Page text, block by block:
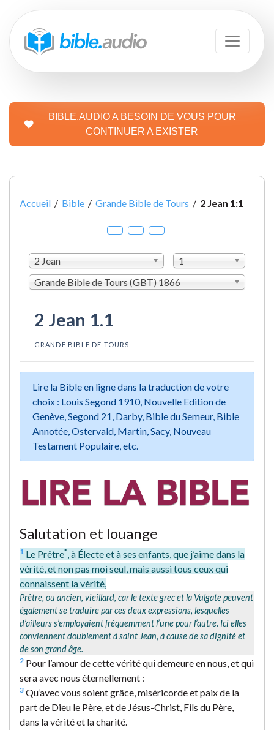
BIBLE.AUDIO A BESOIN DE VOUS POUR
CONTINUER A EXISTER
Accueil / Bible / Grande Bible de Tours / 2 Jean 1:1
2 Jean
1
Grande Bible de Tours (GBT) 1866
2 Jean 1.1
GRANDE BIBLE DE TOURS
Lire la Bible en ligne dans la traduction de votre
choix : Louis Segond 1910, Nouvelle Edition de
Genève, Segond 21, Darby, Bible du Semeur, Bible
Annotée, Ostervald, Martin, Sacy, Nouveau
Testament Populaire, etc.
Salutation et louange
1 Le Prêtre* , à Électe et à ses enfants, que j’aime dans la
vérité, et non pas moi seul, mais aussi tous ceux qui
connaissent la vérité,
Prêtre, ou ancien, vieillard, car le texte grec et la Vulgate peuvent
également se traduire par ces deux expressions, lesquelles
d’ailleurs s’employaient fréquemment l’une pour l’autre. Ici elles
conviennent doublement à saint Jean, à cause de sa dignité et
de son grand âge.
2 Pour l’amour de cette vérité qui demeure en nous, et qui
sera avec nous éternellement :
3 Qu’avec vous soient grâce, miséricorde et paix de la
part de Dieu le Père, et de Jésus-Christ, Fils du Père,
dans la vérité et la charité.